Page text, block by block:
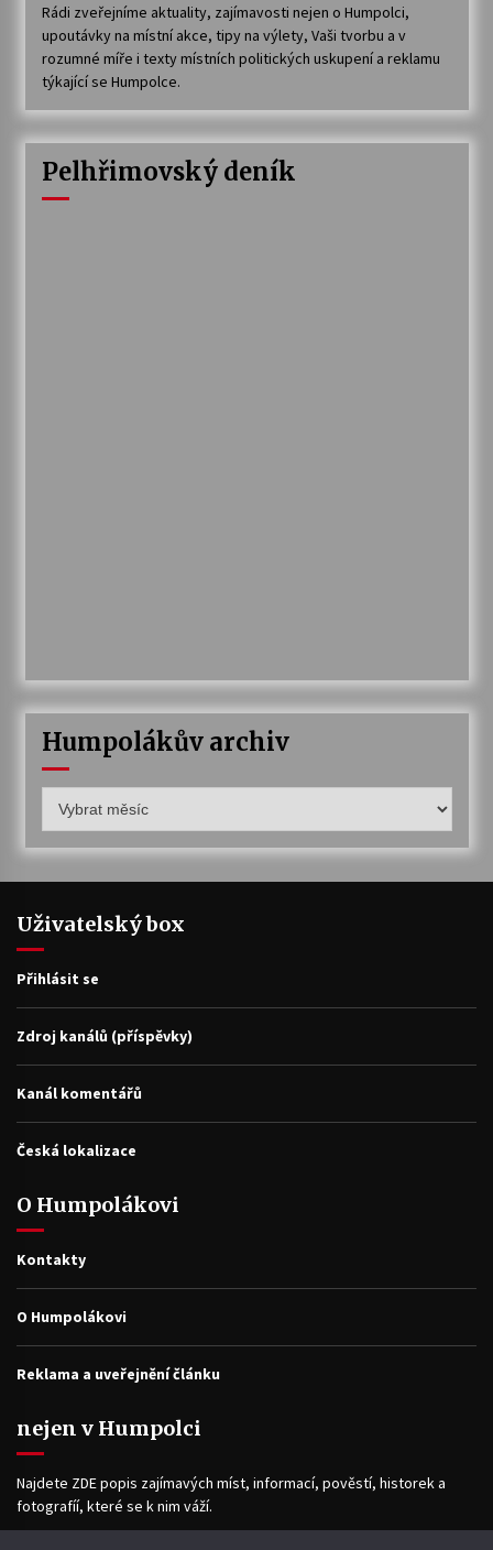
Rádi zveřejníme aktuality, zajímavosti nejen o Humpolci,
upoutávky na místní akce, tipy na výlety, Vaši tvorbu a v
rozumné míře i texty místních politických uskupení a reklamu
týkající se Humpolce.
Pelhřimovský deník
Humpolákův archiv
archiv
Uživatelský box
Přihlásit se
Zdroj kanálů (příspěvky)
Kanál komentářů
Česká lokalizace
O Humpolákovi
Kontakty
O Humpolákovi
Reklama a uveřejnění článku
nejen v Humpolci
Najdete ZDE popis zajímavých míst, informací, pověstí, historek a
fotografíí, které se k nim váží.